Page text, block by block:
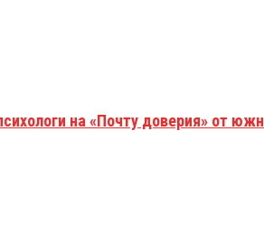
на «Почту доверия» от